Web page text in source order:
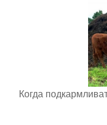
Когда